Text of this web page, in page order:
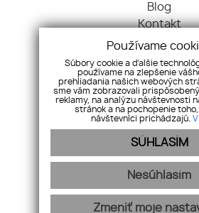
Blog
Kontakt
Ochrana osobných
Cookies
Byty
Domy
Nehnuteľnosti
Pozemky
Komerčné
Ostatné
Používame
Súbory cookie a ďalšie
používame na zlepšenie
prehliadania našich webových
sme vám zobrazovali
reklamy, na analýzu návštevnosti
stránok a na pochopenie
návštevníci prichádzajú.
SÚHLASÍM
Nesúhlasím
Zmeniť moje